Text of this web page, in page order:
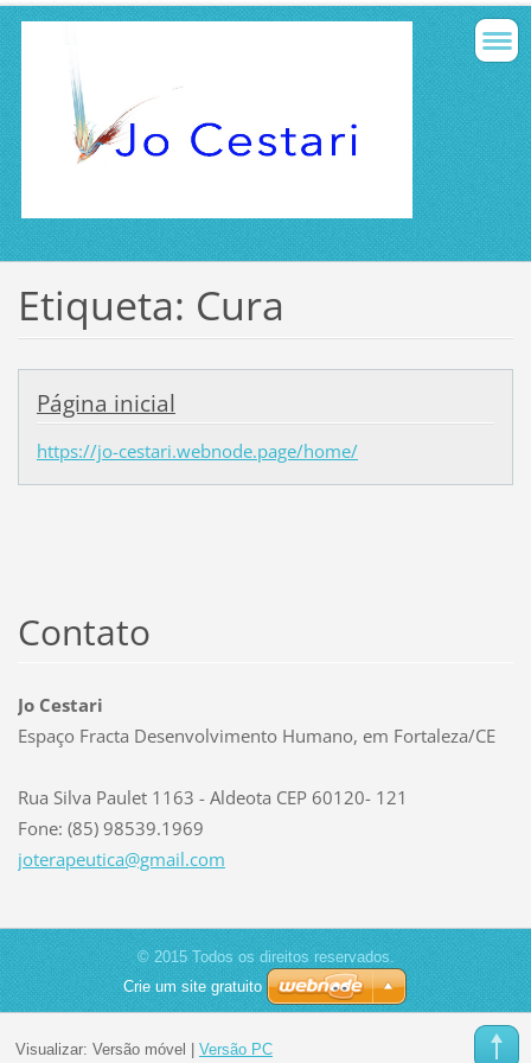
Etiqueta: Cura
Página inicial
https://jo-cestari.webnode.page/home/
Contato
Jo Cestari
Espaço Fracta Desenvolvimento Humano, em Fortaleza/CE
Rua Silva Paulet 1163 - Aldeota CEP 60120- 121
Fone: (85) 98539.1969
joterapeutica@gmail.com
© 2015 Todos os direitos reservados.
Crie um site gratuito
Visualizar: Versão móvel Versão PC